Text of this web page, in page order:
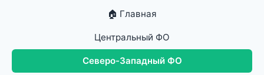
🏠 Главная
Центральный ФО
Северо-Западный ФО